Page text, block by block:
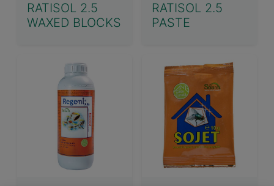
RATISOL 2.5
WAXED BLOCKS
RATISOL 2.5
PASTE